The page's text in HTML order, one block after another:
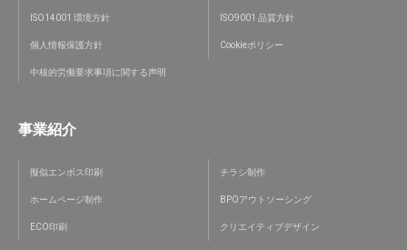
ISO14001 環境方針 ISO9001 品質方針
個人情報保護方針 Cookieポリシー
中核的労働要求事項に関する声明
事業紹介
擬似エンボス印刷 チラシ制作
ホームページ制作 BPOアウトソーシング
ECO印刷 クリエイティブデザイン